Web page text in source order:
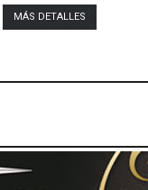
MÁS DETALLES